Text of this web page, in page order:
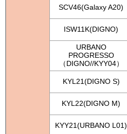
SCV46(Galaxy A20)
ISW11K(DIGNO)
URBANO
PROGRESSO
（DIGNO//KYY04）
KYL21(DIGNO S)
KYL22(DIGNO M)
KYY21(URBANO L01)